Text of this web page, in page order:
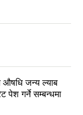
जन्य ल्याब
पेश गर्ने सम्बन्धमा